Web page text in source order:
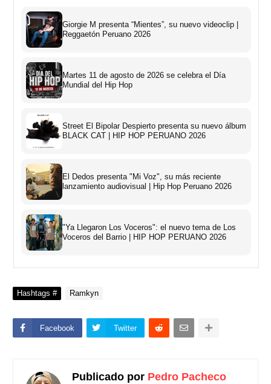
Giorgie M presenta “Mientes”, su nuevo videoclip |
Reggaetón Peruano 2026
Martes 11 de agosto de 2026 se celebra el Día
Mundial del Hip Hop
Street El Bipolar Despierto presenta su nuevo álbum
BLACK CAT | HIP HOP PERUANO 2026
El Dedos presenta "Mi Voz", su más reciente
lanzamiento audiovisual | Hip Hop Peruano 2026
"Ya Llegaron Los Voceros": el nuevo tema de Los
Voceros del Barrio | HIP HOP PERUANO 2026
Hashtags # Ramkyn
Facebook Twitter
Publicado por Pedro Pacheco